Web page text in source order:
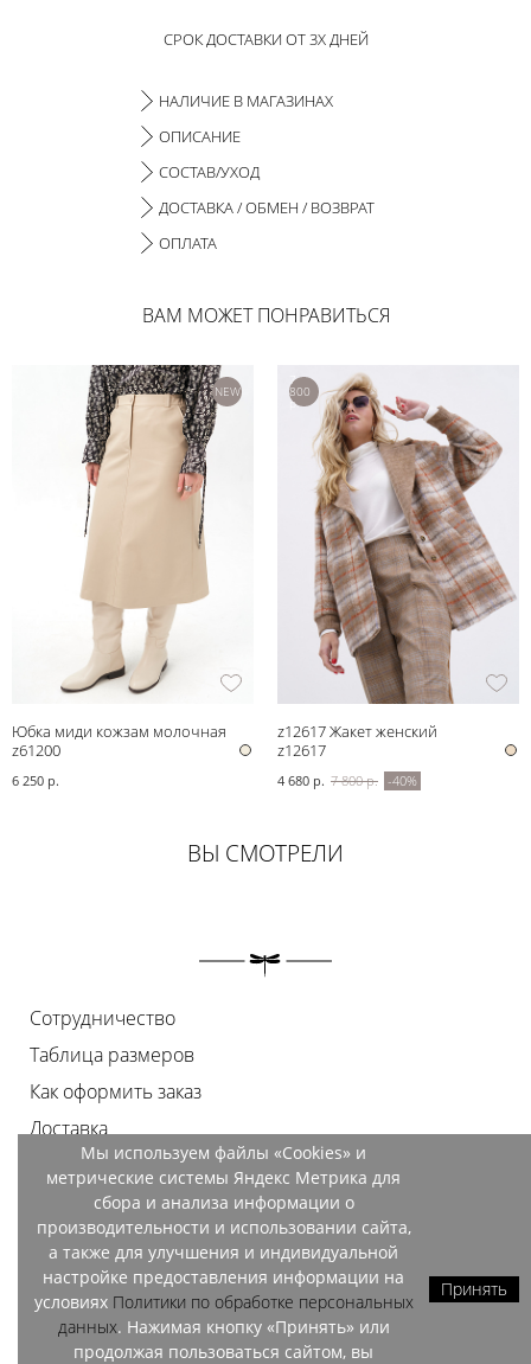
СРОК ДОСТАВКИ ОТ 3Х ДНЕЙ
НАЛИЧИЕ В МАГАЗИНАХ
ОПИСАНИЕ
СОСТАВ/УХОД
ДОСТАВКА / ОБМЕН / ВОЗВРАТ
ОПЛАТА
ВАМ МОЖЕТ ПОНРАВИТЬСЯ
NEW
Юбка миди кожзам молочная
z61200
6 250 р.
7
800
р.
z12617 Жакет женский
z12617
4 680 р. 7 800 р. -40%
ВЫ СМОТРЕЛИ
Сотрудничество
Таблица размеров
Как оформить заказ
Доставка
Оплата
Возврат
Документы
Контакты
Магазины
Мы используем файлы «Cookies» и
метрические системы Яндекс Метрика для
сбора и анализа информации о
производительности и использовании сайта,
а также для улучшения и индивидуальной
настройке предоставления информации на
условиях Политики по обработке персональных
данных. Нажимая кнопку «Принять» или
продолжая пользоваться сайтом, вы
Принять